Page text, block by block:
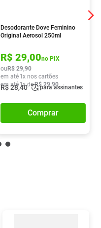
Desodorante Dove Feminino
Original Aerosol 250ml
R$ 29,00no PIX
ou R$ 29,90
em até 1x nos cartões
em até 1x deR$ 29,90
R$28,40 para assinantes
Comprar